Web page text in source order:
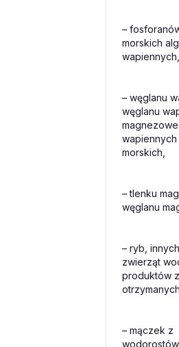
–
morskich alg
wapiennych,
– węglanu
węglanu
wapiennych
morskich,
–tlenku
węglanu
– ryb, innych
zwierząt
produktów
otrzymanych,
– mączek z
wodorostów